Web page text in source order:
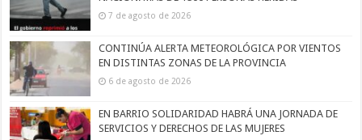
7 de agosto de 2026
CONTINÚA ALERTA METEOROLÓGICA POR VIENTOS
EN DISTINTAS ZONAS DE LA PROVINCIA
6 de agosto de 2026
EN BARRIO SOLIDARIDAD HABRÁ UNA JORNADA DE
SERVICIOS Y DERECHOS DE LAS MUJERES